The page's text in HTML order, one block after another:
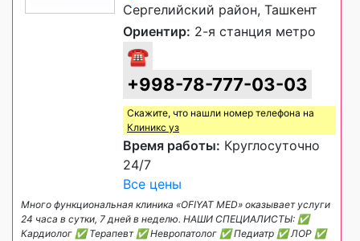
Сергелийский район, Ташкент
Ориентир: 2-я станция метро
☎
+998-78-777-03-03
Скажите, что нашли номер телефона на
Клиникс уз
Время работы: Круглосуточно
24/7
Все цены
Много функциональная клиника «OFIYAT MED» оказывает услуги
24 часа в сутки, 7 дней в неделю. НАШИ СПЕЦИАЛИСТЫ: ✅
Кардиолог ✅ Терапевт ✅ Невропатолог ✅ Педиатр ✅ ЛОР ✅